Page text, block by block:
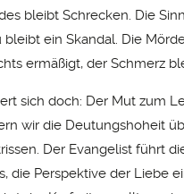
bleibt Schrecken. Die
bleibt ein Skandal. Die
ermäßigt, der Schmerz
sich doch: Der Mut zum
wir die Deutungshoheit
Der Evangelist führt
die Perspektive der Liebe